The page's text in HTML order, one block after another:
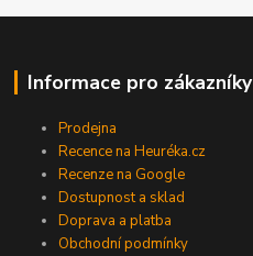
Informace pro zákazníky
Prodejna
Recence na Heuréka.cz
Recenze na Google
Dostupnost a sklad
Doprava a platba
Obchodní podmínky